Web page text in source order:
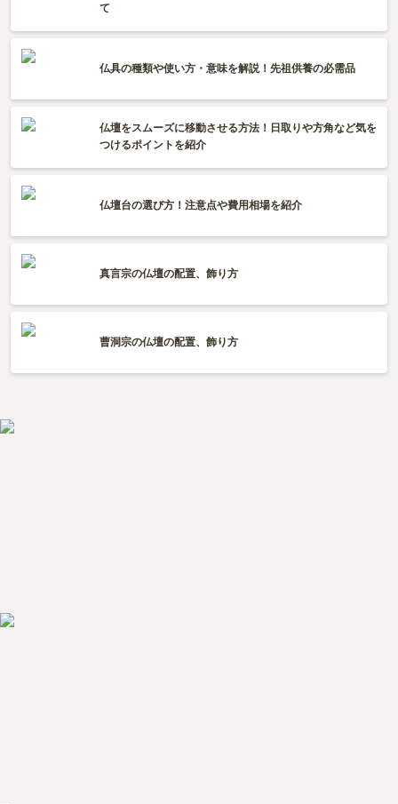
て
仏具の種類や使い方・意味を解説！先祖供養の必需品
仏壇をスムーズに移動させる方法！日取りや方角など気を
つけるポイントを紹介
仏壇台の選び方！注意点や費用相場を紹介
真言宗の仏壇の配置、飾り方
曹洞宗の仏壇の配置、飾り方